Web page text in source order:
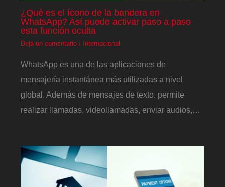
¿Qué es el ícono de la bandera en
WhatsApp? Así puede activar paso a paso
esta función oculta
Deja un comentario / Internacional
WhatsApp es una de las aplicaciones de
mensajería instantánea más utilizadas a nivel
global. Además de mensajes de texto, permite
realizar llamadas, videollamadas, enviar audios,…